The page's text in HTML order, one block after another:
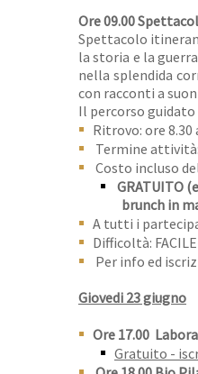
Ore 09.00
Spettacolo
la storia e la
nella splendida
con racconti a
Il percorso
Ritrovo: ore 8.30
Termine
Costo incluso
GRATUITO
brunch in
A tutti i
Difficoltà:
Per info ed
Giovedi 23 giugno
Ore 17.00
Gratuito -